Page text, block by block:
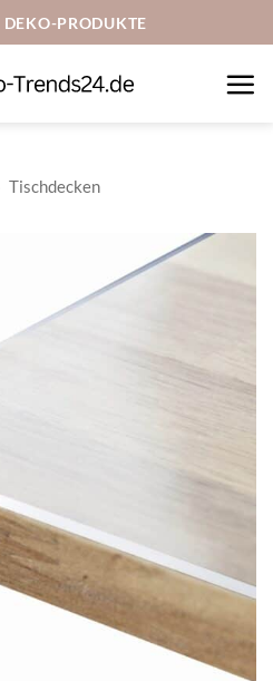
PRODUKTE
Tischdecken